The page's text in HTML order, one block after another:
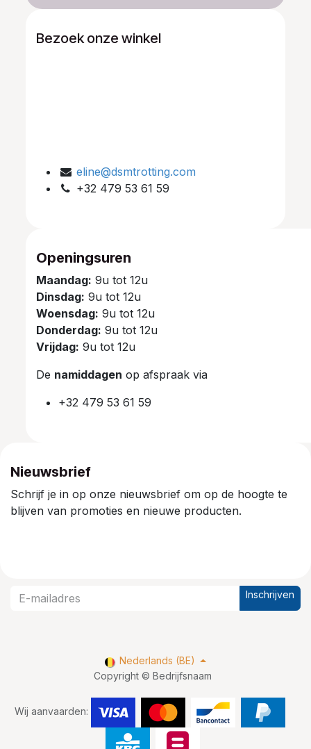
Bezoek onze winkel
eline@dsmtrotting.com
+32 479 53 61 59
Openingsuren
Maandag: 9u tot 12u
Dinsdag: 9u tot 12u
Woensdag: 9u tot 12u
Donderdag: 9u tot 12u
Vrijdag: 9u tot 12u
De namiddagen op afspraak via
+32 479 53 61 59
Nieuwsbrief
Schrijf je in op onze nieuwsbrief om op de hoogte te
blijven van promoties en nieuwe producten.
Inschrijven
Copyright © Bedrijfsnaam
Wij aanvaarden:
Nederlands (BE)